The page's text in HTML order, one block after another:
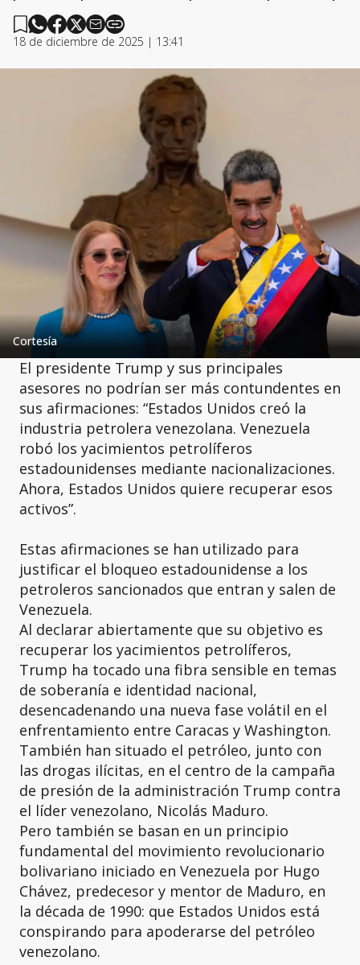
18 de diciembre de 2025 | 13:41
Cortesía
El presidente Trump y sus principales
asesores no podrían ser más contundentes en
sus afirmaciones: “Estados Unidos creó la
industria petrolera venezolana. Venezuela
robó los yacimientos petrolíferos
estadounidenses mediante nacionalizaciones.
Ahora, Estados Unidos quiere recuperar esos
activos”.
Estas afirmaciones se han utilizado para
justificar el bloqueo estadounidense a los
petroleros sancionados que entran y salen de
Venezuela.
Al declarar abiertamente que su objetivo es
recuperar los yacimientos petrolíferos,
Trump ha tocado una fibra sensible en temas
de soberanía e identidad nacional,
desencadenando una nueva fase volátil en el
enfrentamiento entre Caracas y Washington.
También han situado el petróleo, junto con
las drogas ilícitas, en el centro de la campaña
de presión de la administración Trump contra
el líder venezolano, Nicolás Maduro.
Pero también se basan en un principio
fundamental del movimiento revolucionario
bolivariano iniciado en Venezuela por Hugo
Chávez, predecesor y mentor de Maduro, en
la década de 1990: que Estados Unidos está
conspirando para apoderarse del petróleo
venezolano.